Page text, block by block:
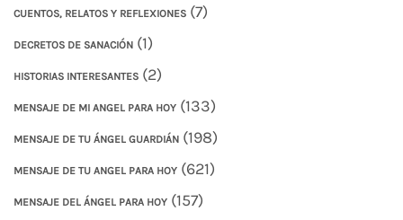
CUENTOS, RELATOS Y REFLEXIONES (7)
DECRETOS DE SANACIÓN (1)
HISTORIAS INTERESANTES (2)
MENSAJE DE MI ANGEL PARA HOY (133)
MENSAJE DE TU ÁNGEL GUARDIÁN (198)
MENSAJE DE TU ANGEL PARA HOY (621)
MENSAJE DEL ÁNGEL PARA HOY (157)